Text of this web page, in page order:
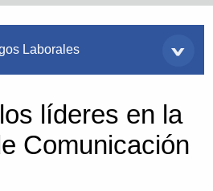
Laborales
líderes en la
Comunicación